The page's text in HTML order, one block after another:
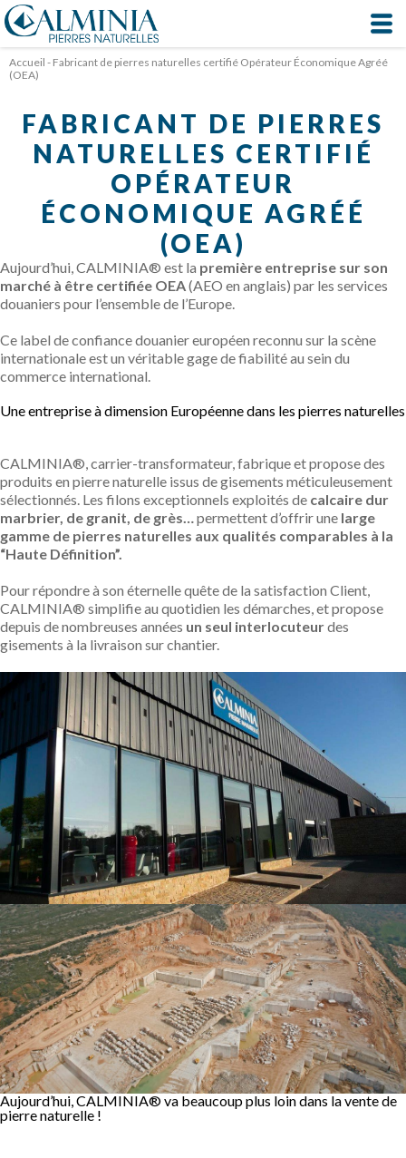
Accueil - Fabricant de pierres naturelles certifié Opérateur Économique Agréé
(OEA)
FABRICANT DE PIERRES
NATURELLES CERTIFIÉ
OPÉRATEUR
ÉCONOMIQUE AGRÉÉ
(OEA)
Aujourd’hui, CALMINIA® est la première entreprise sur son
marché à être certifiée OEA(AEO en anglais) par les services
douaniers pour l’ensemble de l’Europe.
Ce label de confiance douanier européen reconnu sur la scène
internationale est un véritable gage de fiabilité au sein du
commerce international.
Une entreprise à dimension Européenne dans les pierres naturelles
CALMINIA®, carrier-transformateur, fabrique et propose des
produits en pierre naturelle issus de gisements méticuleusement
sélectionnés. Les filons exceptionnels exploités de calcaire dur
marbrier, de granit, de grès…permettent d’offrir une large
gamme de pierres naturelles aux qualités comparables à la
“Haute Définition”.
Pour répondre à son éternelle quête de la satisfaction Client,
CALMINIA® simplifie au quotidien les démarches, et propose
depuis de nombreuses années un seul interlocuteurdes
gisements à la livraison sur chantier.
Aujourd’hui, CALMINIA® va beaucoup plus loin dans la vente de
pierre naturelle !
Panneau de gestion des cookies